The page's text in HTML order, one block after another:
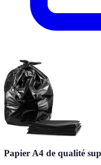
Papier A4 de qualité